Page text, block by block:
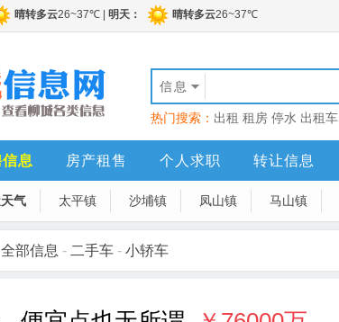
信息
热门搜索： 出租 租房 停水 出租车
息 房产租售 个人求职 转让信息
气 太平镇 沙埔镇 凤山镇 马山镇
全部信息 - 二手车 - 小轿车